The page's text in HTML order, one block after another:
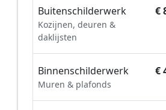
Buitenschilderwerk
Kozijnen, deuren &
daklijsten
€
Binnenschilderwerk
Muren & plafonds
€